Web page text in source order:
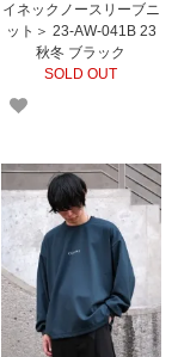
イネックノースリーブニ
ット＞ 23-AW-041B 23
秋冬 ブラック
SOLD OUT